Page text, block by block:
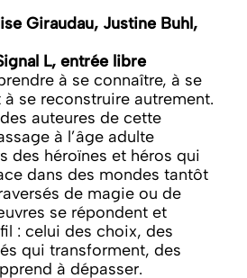
Giraudau, Justine Buhl,
L, entrée libre
à se connaître, à se
se reconstruire autrement.
auteures de cette
à l’âge adulte
des héroïnes et héros qui
dans des mondes tantôt
de magie ou de
se répondent et
: celui des choix, des
qui transforment, des
à dépasser.